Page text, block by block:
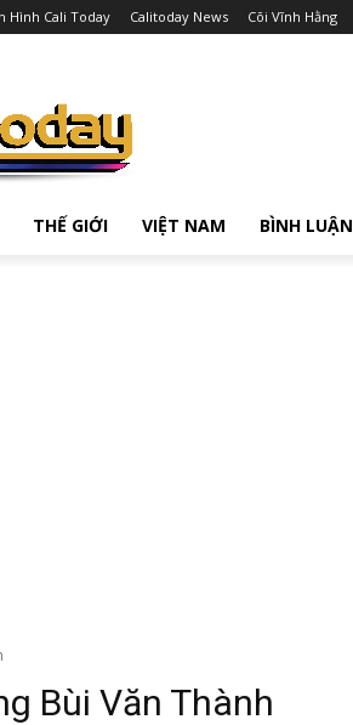
Hình Cali Today Calitoday News Cõi Vĩnh Hằng
THẾ GIỚI VIỆT NAM BÌNH LUẬN
Bùi Văn Thành